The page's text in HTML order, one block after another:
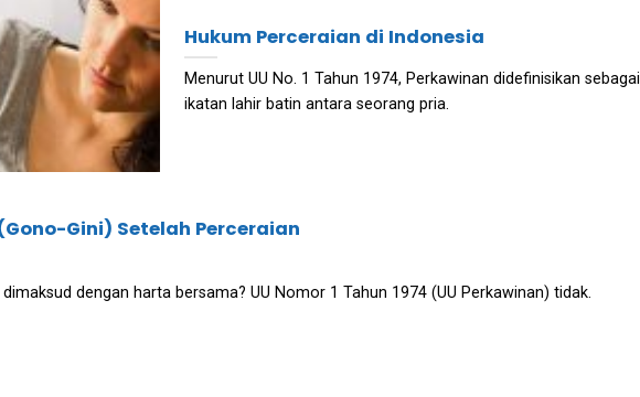
Hukum Perceraian di Indonesia
Menurut UU No. 1 Tahun 1974, Perkawinan didefinisikan sebagai
ikatan lahir batin antara seorang pria.
Gini) Setelah Perceraian
dengan harta bersama? UU Nomor 1 Tahun 1974 (UU Perkawinan) tidak.